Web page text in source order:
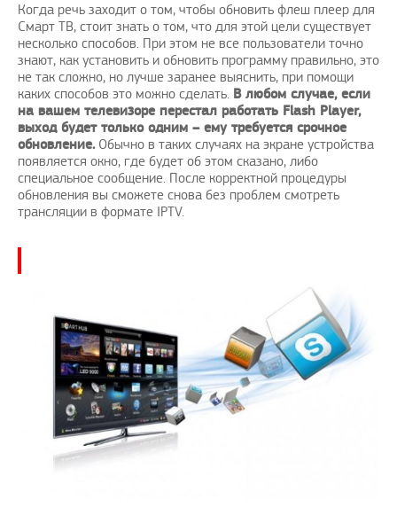
Когда речь заходит о том, чтобы обновить флеш плеер для
Смарт ТВ, стоит знать о том, что для этой цели существует
несколько способов. При этом не все пользователи точно
знают, как установить и обновить программу правильно, это
не так сложно, но лучше заранее выяснить, при помощи
каких способов это можно сделать. В любом случае, если
на вашем телевизоре перестал работать Flash Player,
выход будет только одним – ему требуется срочное
обновление.Обычно в таких случаях на экране устройства
появляется окно, где будет об этом сказано, либо
специальное сообщение. После корректной процедуры
обновления вы сможете снова без проблем смотреть
трансляции в формате IPTV.